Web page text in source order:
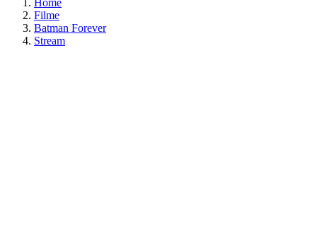
Home
Filme
Batman Forever
Stream